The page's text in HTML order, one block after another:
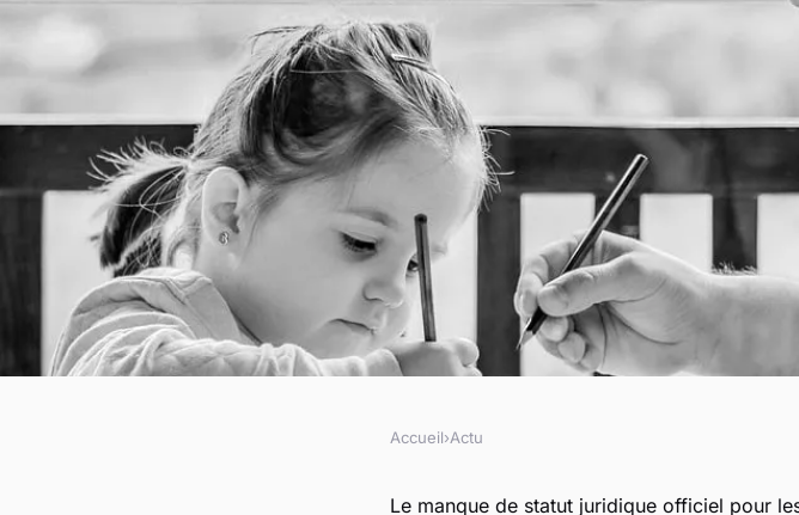
Accueil›Actu
Le manque de statut juridique officiel pour